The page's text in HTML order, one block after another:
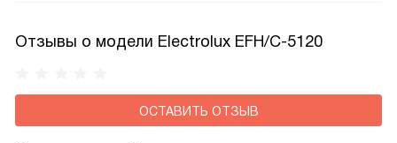
и высокой надежностью.
Отзывы о модели Electrolux EFH/C-5120
ОСТАВИТЬ ОТЗЫВ